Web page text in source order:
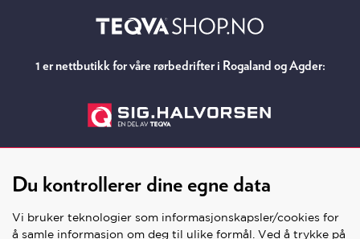
1 er nettbutikk for våre rørbedrifter i Rogaland og Agder:
Du kontrollerer dine egne data
Vi bruker teknologier som informasjonskapsler/cookies for
å samle informasjon om deg til ulike formål. Ved å trykke på